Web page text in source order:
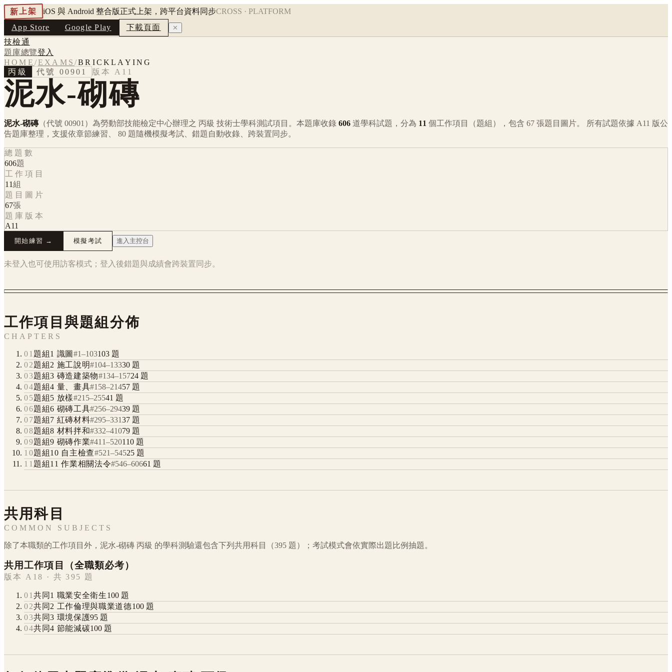
新上架 iOS 與 Android 整合版正式上架，跨平台資料同步CROSS · PLATFORM
App Store
Google Play 下載頁面 ✕
技檢通
題庫總覽登入
HOME /EXAMS/BRICKLAYING
丙級
代號 00901 版本 A11
泥水-砌磚
泥水-砌磚（代號 00901） 為勞動部技能檢定中心辦理之 丙級 技術士學科測試項目。本題庫收錄 606 道學科試題，分為 11 個工作項目（題組），包含 67 張題目圖片。 所有試題依據 A11 版公
告題庫整理，支援依章節練習、 80 題隨機模擬考試、錯題自動收錄、跨裝置同步。
總題數
606題
工作項目
11組
題目圖片
67張
題庫版本
A11
開始練習 → 模擬考試 進入主控台
未登入也可使用訪客模式；登入後錯題與成績會跨裝置同步。
工作項目與題組分佈
CHAPTERS
01 題組1 識圖#1–103103 題
02題組2 施工說明#104–13330 題
03題組3 磚造建築物#134–15724題
04題組4 量、畫具#158–21457 題
05題組5 放樣#215–25541 題
06題組6 砌磚工具#256–29439 題
07題組7 紅磚材料#295–33137 題
08題組8 材料拌和#332–41079 題
09題組9 砌磚作業#411–520110 題
10題組10 自主檢查#521–54525題
11 題組11 作業相關法令#546–60661 題
共用科目
COMMON SUBJECTS
除了本職類的工作項目外， 泥水-砌磚 丙級 的學科測驗還包含下列共用科目（395 題）；考試模式會依實際出題比例抽題。
共用工作項目（全職類必考）
版本 A18 · 共 395 題
01共同1 職業安全衛生100題
02共同2 工作倫理與職業道德100題
03共同3 環境保護95 題
04共同4 節能減碳100 題